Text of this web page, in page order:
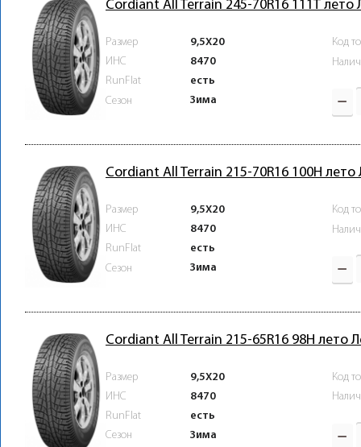
Cordiant All Terrain 245-70R16 111T лето
Размер
9,5X20
ИНС
8470
RunFlat
есть
Сезон
Зима
Код
Cordiant All Terrain 215-70R16 100H лето
Размер
9,5X20
ИНС
8470
RunFlat
есть
Сезон
Зима
Код
Cordiant All Terrain 215-65R16 98H лето
Размер
9,5X20
ИНС
8470
RunFlat
есть
Сезон
Зима
Код